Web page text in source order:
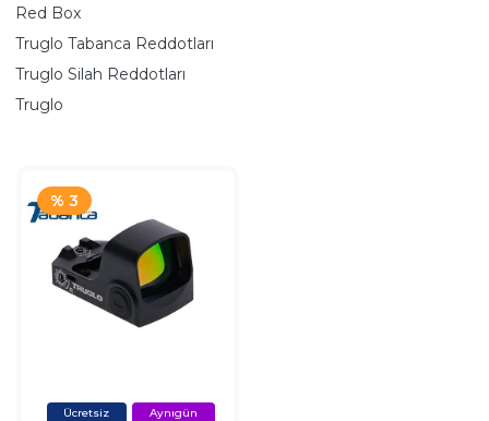
Red Box
Truglo Tabanca Reddotları
Truglo Silah Reddotları
Truglo
% 3